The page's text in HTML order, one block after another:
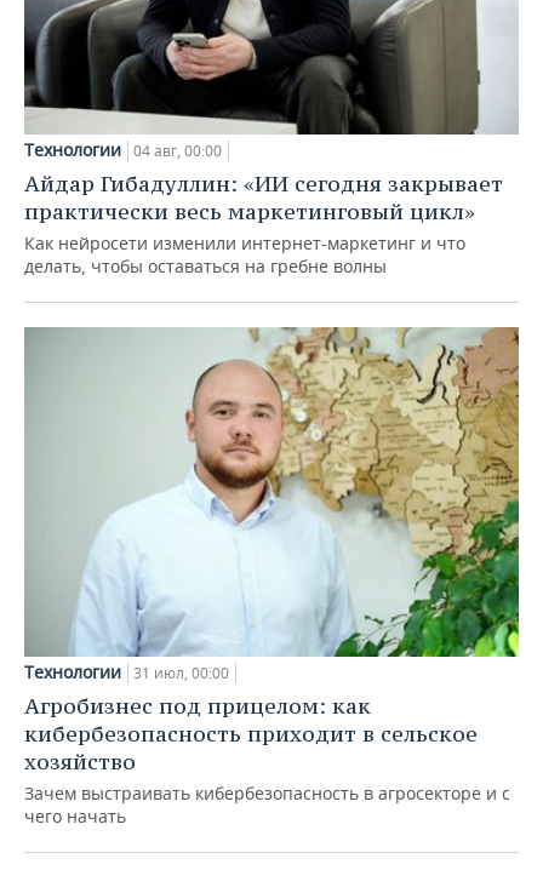
Технологии 04 авг, 00:00
Айдар Гибадуллин: «ИИ сегодня закрывает
практически весь маркетинговый цикл»
Как нейросети изменили интернет-маркетинг и что
делать, чтобы оставаться на гребне волны
Технологии 31 июл, 00:00
Агробизнес под прицелом: как
кибербезопасность приходит в сельское
хозяйство
Зачем выстраивать кибербезопасность в агросекторе и с
чего начать